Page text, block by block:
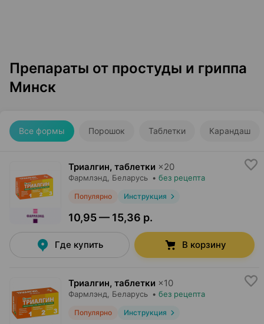
Препараты от простуды и гриппа
Минск
Все формы Порошок Таблетки Карандаш
Триалгин, таблетки ×20
Фармлэнд , Беларусь • без рецепта
Популярно Инструкция
10,95 — 15,36 р.
Где купить В корзину
Триалгин, таблетки ×10
Фармлэнд , Беларусь • без рецепта
Популярно Инструкция